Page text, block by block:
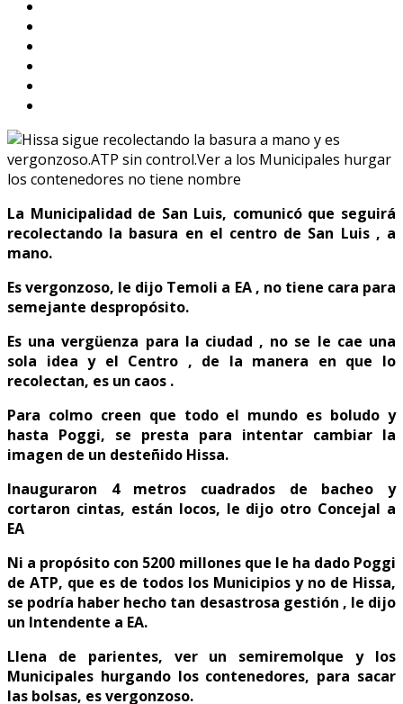
La Municipalidad de San Luis, comunicó que seguirá
recolectando la basura en el centro de San Luis , a
mano.
Es vergonzoso, le dijo Temoli a EA , no tiene cara para
semejante despropósito.
Es una vergüenza para la ciudad , no se le cae una
sola idea y el Centro , de la manera en que lo
recolectan, es un caos .
Para colmo creen que todo el mundo es boludo y
hasta Poggi, se presta para intentar cambiar la
imagen de un desteñido Hissa.
Inauguraron 4 metros cuadrados de bacheo y
cortaron cintas, están locos, le dijo otro Concejal a
EA
Ni a propósito con 5200 millones que le ha dado Poggi
de ATP, que es de todos los Municipios y no de Hissa,
se podría haber hecho tan desastrosa gestión , le dijo
un Intendente a EA.
Llena de parientes, ver un semiremolque y los
Municipales hurgando los contenedores, para sacar
las bolsas, es vergonzoso.